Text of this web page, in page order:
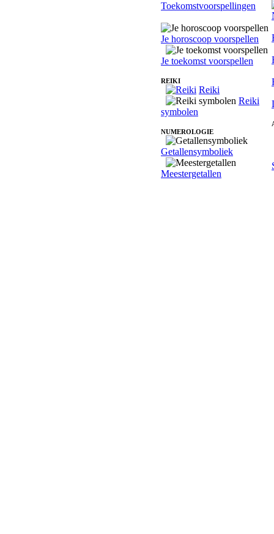
Toekomstvoorspellingen
Je horoscoop voorspellen
Je toekomst voorspellen
REIKI
Reiki
Reiki
symbolen
NUMEROLOGIE
Getallensymboliek
Meestergetallen